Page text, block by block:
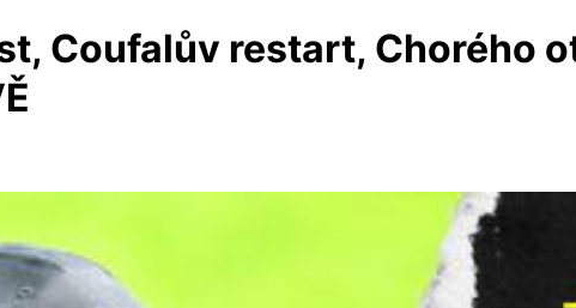
Coufalův restart, Chorého